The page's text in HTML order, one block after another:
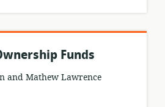
Funds
and Mathew Lawrence